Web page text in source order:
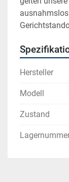
Hersteller
Modell
Zustand